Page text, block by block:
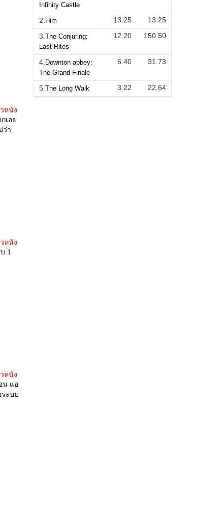
เลย
ว่า
หนัง
1
หนัง
น แอ
ะบบ
หนัง
Infinity Castle
2. Him 13.25
13.25
3. The Conjuring:
Last Rites
12.20 150.50
4. Downton abbey:
The Grand Finale
6.40 31.73
5. The Long Walk 3.22 22.64